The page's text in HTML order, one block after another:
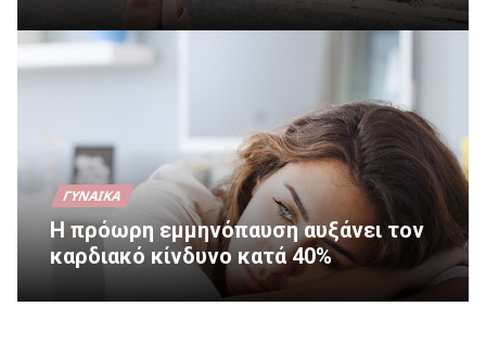
ΓΥΝΑΊΚΑ
Η πρόωρη εμμηνόπαυση αυξάνει τον
καρδιακό κίνδυνο κατά 40%